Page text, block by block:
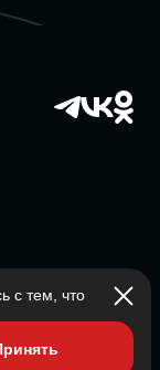
с тем, что